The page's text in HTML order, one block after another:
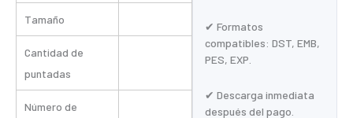
Tamaño
Cantidad de
puntadas
Número de
✔ Formatos
compatibles: DST, EMB,
PES, EXP.
✔ Descarga inmediata
después del pago.